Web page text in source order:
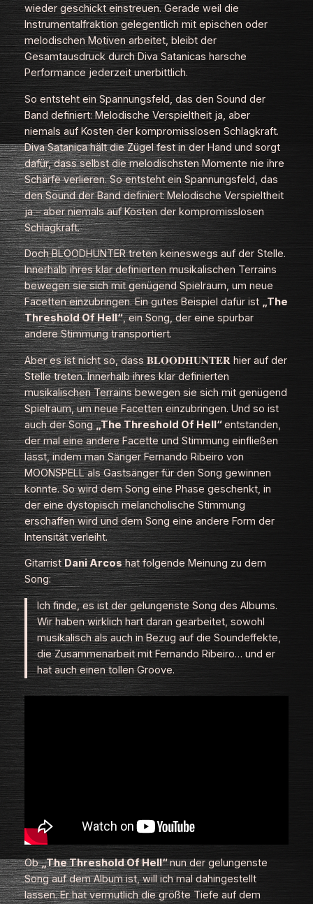
wieder geschickt einstreuen. Gerade weil die
Instrumentalfraktion gelegentlich mit epischen oder
melodischen Motiven arbeitet, bleibt der
Gesamtausdruck durch Diva Satanicas harsche
Performance jederzeit unerbittlich.
So entsteht ein Spannungsfeld, das den Sound der
Band definiert: Melodische Verspieltheit ja, aber
niemals auf Kosten der kompromisslosen Schlagkraft.
Diva Satanica hält die Zügel fest in der Hand und sorgt
dafür, dass selbst die melodischsten Momente nie ihre
Schärfe verlieren. So entsteht ein Spannungsfeld, das
den Sound der Band definiert:Melodische Verspieltheit
ja – aber niemals auf Kosten der kompromisslosen
Schlagkraft.
Doch BLOODHUNTER treten keineswegs auf der Stelle.
Innerhalb ihres klar definierten musikalischen Terrains
bewegen sie sich mit genügend Spielraum, um neue
Facetten einzubringen. Ein gutes Beispiel dafür ist „The
Threshold Of Hell“, ein Song, der eine spürbar
andere Stimmung transportiert.
Aber es ist nicht so, dass 𝐁𝐋𝐎𝐎𝐃𝐇𝐔𝐍𝐓𝐄𝐑 hier auf der
Stelle treten. Innerhalb ihres klar definierten
musikalischen Terrains bewegen sie sich mit genügend
Spielraum, um neue Facetten einzubringen. Und so ist
auch der Song„The Threshold Of Hell“entstanden,
der mal eine andere Facette und Stimmung einfließen
lässt, indem man SängerFernando Ribeiro von
MOONSPELL als Gastsänger für den Song gewinnen
konnte. So wird dem Song eine Phase geschenkt, in
der eine dystopisch melancholische Stimmung
erschaffen wird und dem Song eine andere Form der
Intensität verleiht.
GitarristDani Arcoshat folgende Meinung zu dem
Song:
Ich finde, es ist der gelungenste Song des Albums.
Wir haben wirklich hart daran gearbeitet, sowohl
musikalisch als auch in Bezug auf die Soundeffekte,
die Zusammenarbeit mit Fernando Ribeiro… und er
hat auch einen tollen Groove.
Ob„The Threshold Of Hell“nun der gelungenste
Song auf dem Album ist, will ich mal dahingestellt
lassen. Er hat vermutlich die größte Tiefe auf dem